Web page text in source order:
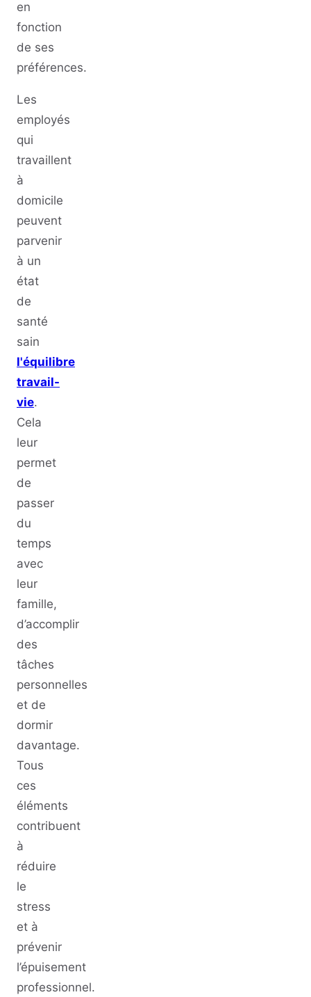
en
fonction
de ses
préférences.
Les
employés
qui
travaillent
à
domicile
peuvent
parvenir
à un
état
de
santé
sain
l'équilibre
travail-
vie.
Cela
leur
permet
de
passer
du
temps
avec
leur
famille,
d’accomplir
des
tâches
personnelles
et de
dormir
davantage.
Tous
ces
éléments
contribuent
à
réduire
le
stress
et à
prévenir
l’épuisement
professionnel.